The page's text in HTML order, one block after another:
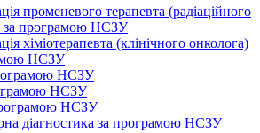
променевого терапевта (радіаційного
за програмою НСЗУ
хіміотерапевта (клінічного онколога)
НСЗУ
НСЗУ
НСЗУ
НСЗУ
діагностика за програмою НСЗУ